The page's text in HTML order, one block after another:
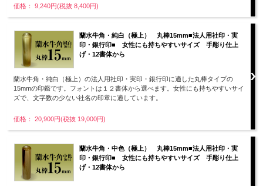
価格： 9,240円(税抜 8,400円)
蘭水牛角・純白（極上） 丸棒15mm■法人用社印・実
印・銀行印■ 女性にも持ちやすいサイズ 手彫り仕上
げ・12書体から
蘭水牛角・純白（極上）の法人用社印・実印・銀行印に適した丸棒タイプの
15mmの印鑑です。フォントは１２書体から選べます。女性にも持ちやすいサイ
ズで、文字数の少ない社名の印章に適しています。
価格： 20,900円(税抜 19,000円)
蘭水牛角・中色（極上） 丸棒15mm■法人用社印・実
印・銀行印■ 女性にも持ちやすいサイズ 手彫り仕上
げ・12書体から